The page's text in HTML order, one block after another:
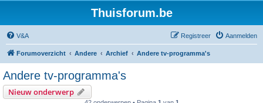
Thuisforum.be
V&A Aanmelden
Registreer
Forumoverzicht Andere Archief Andere tv-programma's
Andere tv-programma's
Nieuw onderwerp